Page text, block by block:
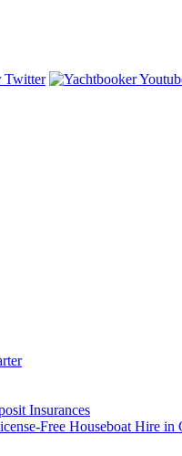
Insurances
Free Houseboat Hire in